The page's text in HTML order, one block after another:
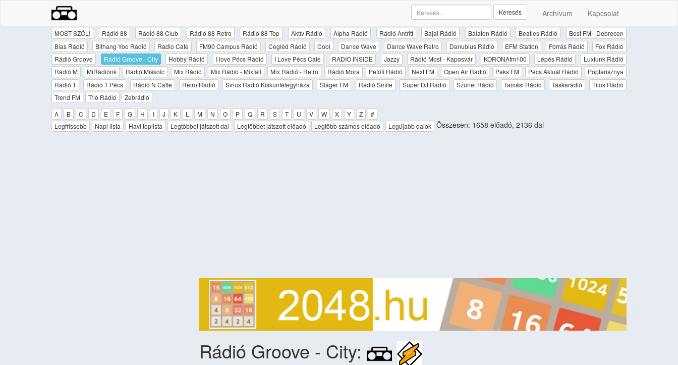
Archívum Kapcsolat
Keresés
MOST SZÓL! Rádió 88 Rádió 88 Club Rádió 88 Retro Rádió 88 Top Aktív Rádió Alpha Rádió Rádió Antritt Bajai Rádió Balaton Rádió Beatles Rádió
Best FM - Debrecen
Bias Rádió
Bithang-Yoo Rádió Radio Cafe FM90 Campus Rádió Cegléd Rádió Cool Dance Wave Dance Wave Retro Danubius Rádió EFM Station Forrás Rádió
Fox Rádió
Rádió Groove
Rádió Groove - City Hobby Rádió I love Pécs Rádió I Love Pécs Cafe RADIO INSIDE Jazzy Rádió Most - Kaposvár KORONAfm100 Lépés Rádió
Luxfunk Rádió
Rádió M
MiRádiónk Rádió Miskolc Mix Rádió Mix Rádió - Mixfall Mix Rádió - Retro Rádió Mora Petőfi Rádió Next FM Open Air Rádió Paks FM Pécs Aktuál Rádió
Poptarisznya
Rádió 1
Rádió 1 Pécs Rádió N Caffe Retro Rádió Sirius Rádió Kiskunfélegyháza Sláger FM Rádió Smile Super DJ Rádió Szünet Rádió Tamási Rádió Táskarádió
Tilos Rádió
Trend FM
Trió Rádió
Zebrádió
A
B C D E F G H I J K L M N O P Q R S T U V W X Y Z
#
Legfrissebb
Napi lista Havi toplista Legtöbbet játszott dal Legtöbbet játszott előadó Legtöbb számos előadó Legújabb dalok Összesen: 1658 előadó, 2136 dal
Rádió Groove - City: